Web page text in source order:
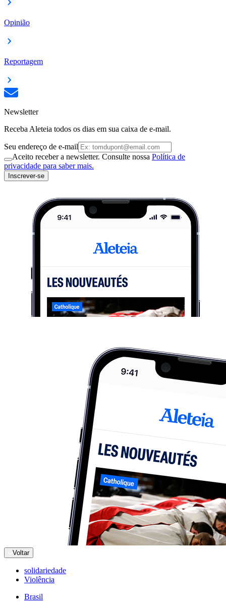
Opinião
Reportagem
Newsletter
Receba Aleteia todos os dias em sua caixa de e-mail.
Seu endereço de e-mail
Aceito receber a newsletter. Consulte nossa Política de
privacidade para saber mais.
Inscrever-se
Voltar
solidariedade
Violência
Brasil